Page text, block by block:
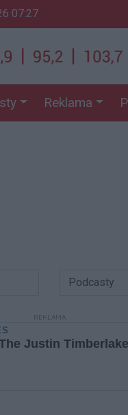
07:27
Reklama
Podcasty
REKLAMA